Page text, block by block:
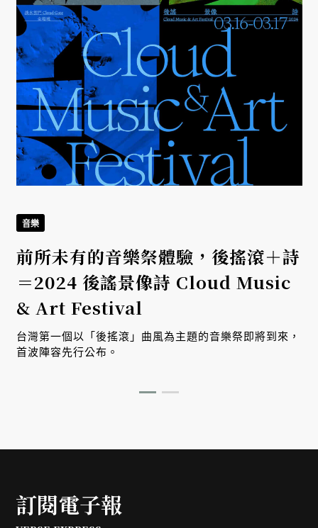
音樂
前所未有的音樂祭體驗，後搖滾＋詩
＝2024 後謠景像詩 Cloud Music
& Art Festival
台灣第一個以「後搖滾」曲風為主題的音樂祭即將到來，
首波陣容先行公布。
訂閱電子報